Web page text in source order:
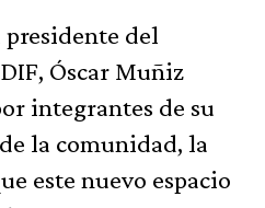
presidente del
Óscar Muñiz
integrantes de su
la comunidad, la
este nuevo espacio